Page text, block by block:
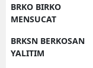
BRKO BIRKO
MENSUCAT
BRKSN BERKOSAN
YALITIM